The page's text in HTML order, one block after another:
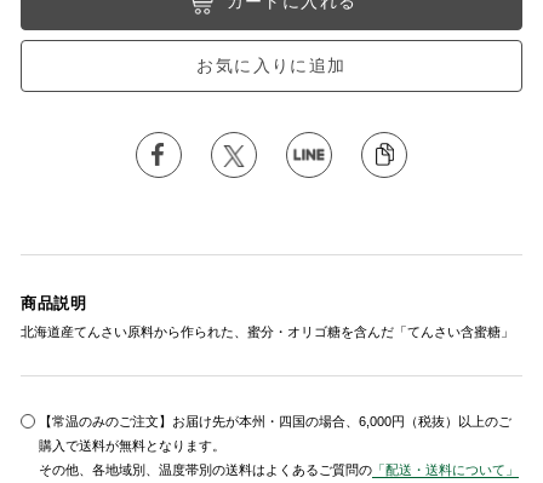
お気に入りに追加
商品説明
北海道産てんさい原料から作られた、蜜分・オリゴ糖を含んだ「てんさい含蜜糖」
【常温のみのご注文】お届け先が本州・四国の場合、6,000円（税抜）以上のご
購入で送料が無料となります。
その他、各地域別、温度帯別の送料はよくあるご質問の 「配送・送料について」